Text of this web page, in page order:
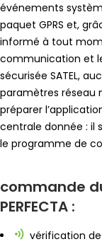
événements
paquet GPRS et,
informé à tout
communication et
sécurisée SATEL,
paramètres réseau
préparer
centrale donnée : il
le programme de
commande
PERFECTA :
vérification